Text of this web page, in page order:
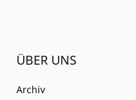
ÜBER UNS
Archiv